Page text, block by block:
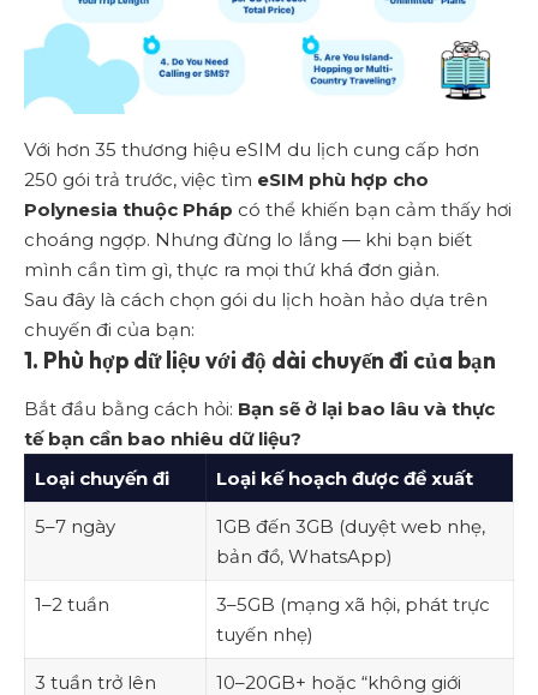
Với hơn 35 thương hiệu eSIM du lịch cung cấp hơn
250 gói trả trước, việc tìm eSIM phù hợp cho
Polynesia thuộc Pháp có thể khiến bạn cảm thấy hơi
choáng ngợp. Nhưng đừng lo lắng — khi bạn biết
mình cần tìm gì, thực ra mọi thứ khá đơn giản.
Sau đây là cách chọn gói du lịch hoàn hảo dựa trên
chuyến đi của bạn:
1. Phù hợp dữ liệu với độ dài chuyến đi của bạn
Bắt đầu bằng cách hỏi: Bạn sẽ ở lại bao lâu và thực
tế bạn cần bao nhiêu dữ liệu?
Loại chuyến đi
Loại kế hoạch được đề xuất
5–7 ngày
1GB đến 3GB (duyệt web nhẹ,
bản đồ, WhatsApp)
1–2 tuần
3–5GB (mạng xã hội, phát trực
tuyến nhẹ)
3 tuần trở lên
10–20GB+ hoặc “không giới